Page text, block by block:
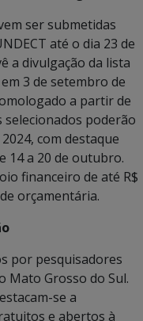
ser submetidas
até o dia 23 de
a divulgação da lista
3 de setembro de
a partir de
selecionados poderão
com destaque
14 a 20 de outubro.
financeiro de até R$
orçamentária.
por pesquisadores
Mato Grosso do Sul.
se a
e abertos à